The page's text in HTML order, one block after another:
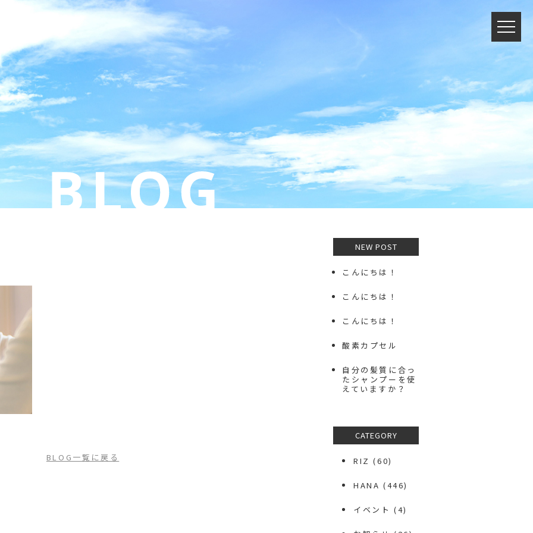
BLOG一覧に戻る
NEW POST
こんにちは！
こんにちは！
こんにちは！
酸素カプセル
自分の髪質に合っ
たシャンプーを使
えていますか？
CATEGORY
RIZ (60)
HANA (446)
イベント (4)